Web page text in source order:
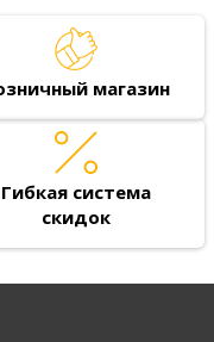
магазин
Гибкая система
скидок